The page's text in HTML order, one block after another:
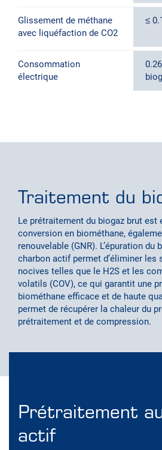
Glissement de méthane
avec liquéfaction de CO2
Consommation
électrique
≤
Traitement du
Le prétraitement du biogaz brut est
conversion en biométhane,
renouvelable (GNR). L’épuration du
charbon actif permet d’éliminer les
nocives telles que le H2S et les
volatils (COV), ce qui garantit une
biométhane efficace et de haute
permet de récupérer la chaleur du
prétraitement et de compression.
Prétraitement
actif